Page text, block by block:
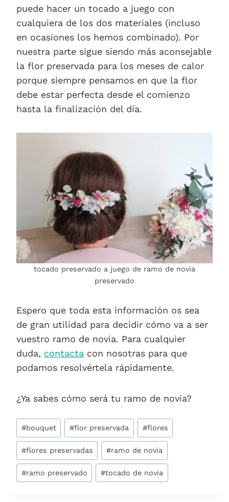
puede hacer un tocado a juego con
cualquiera de los dos materiales (incluso
en ocasiones los hemos combinado). Por
nuestra parte sigue siendo más aconsejable
la flor preservada para los meses de calor
porque siempre pensamos en que la flor
debe estar perfecta desde el comienzo
hasta la finalización del día.
tocado preservado a juego de ramo de novia
preservado
Espero que toda esta información os sea
de gran utilidad para decidir cómo va a ser
vuestro ramo de novia. Para cualquier
duda, contacta con nosotras para que
podamos resolvértela rápidamente.
¿Ya sabes cómo será tu ramo de novia?
Etiquetas
de
la
entrada:
#bouquet #flor preservada #flores
#flores preservadas #ramo de novia
#ramo preservado #tocado de novia